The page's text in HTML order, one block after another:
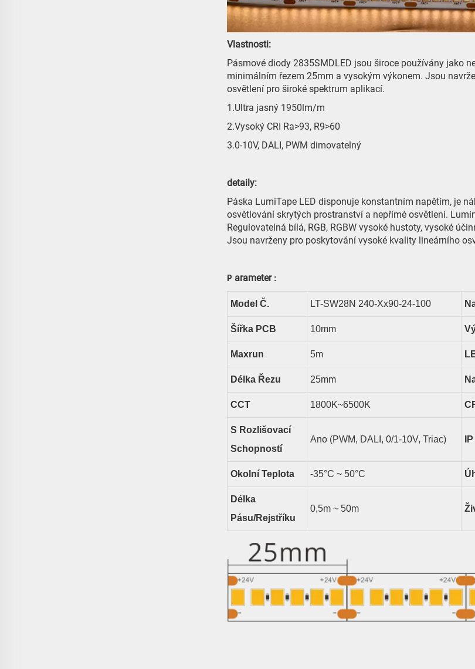
Vlastnosti:
Pásmové diody 2835SMDLED jsou široce používány jako
minimálním řezem 25mm a vysokým výkonem. Jsou
osvětlení pro široké spektrum aplikací.
1.Ultra jasný 1950lm/m
2.Vysoký CRI Ra>93, R9>60
3.0-10V, DALI, PWM dimovatelný
detaily:
Páska LumiTape LED disponuje konstantním napětím, je
osvětlování skrytých prostranství a nepřímé osvětlení.
Regulovatelná bílá, RGB, RGBW vysoké hustoty, vysoké
Jsou navrženy pro poskytování vysoké kvality lineárního
P arameter :
Model Č. LT-SW28N 240-Xx90-24-100
Šířka PCB 10Mm
Maxrun 5M
Délka Řezu 25Mm
CCT 1800K~6500K
S Rozlišovací
Schopností
Ano (PWM, DALI, 0/1-10V, Triac)
Okolní Teplota -35°C ~ 50°C
Délka
Pásu/rejstříku
0,5m ~ 50m